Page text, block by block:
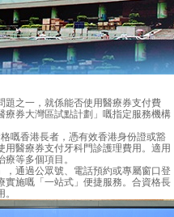
之一，就係能否使用醫療券支付費
療券大灣區試點計劃」嘅指定服務機構
嘅香港長者，憑有效香港身份證或豁
醫療券支付牙科門診護理費用。適用
等多個項目。
通過公眾號、電話預約或專屬窗口登
實施嘅「一站式」便捷服務。合資格長